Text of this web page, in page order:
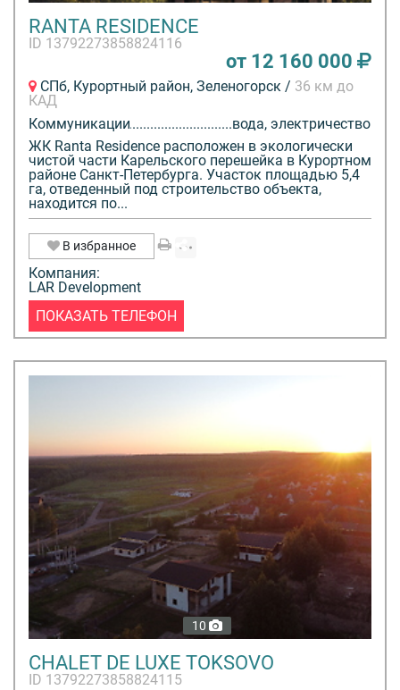
RANTA RESIDENCE
ID 13792273858824116
от 12 160 000
СПб, Курортный район, Зеленогорск / 36 км до
КАД
Коммуникации
вода, электричество
ЖК Ranta Residence расположен в экологически
чистой части Карельского перешейка в Курортном
районе Санкт-Петербурга. Участок площадью 5,4
га, отведенный под строительство объекта,
находится по...
В избранное
Компания:
LAR Development
ПОКАЗАТЬ ТЕЛЕФОН
10
CHALET DE LUXE TOKSOVO
ID 13792273858824115